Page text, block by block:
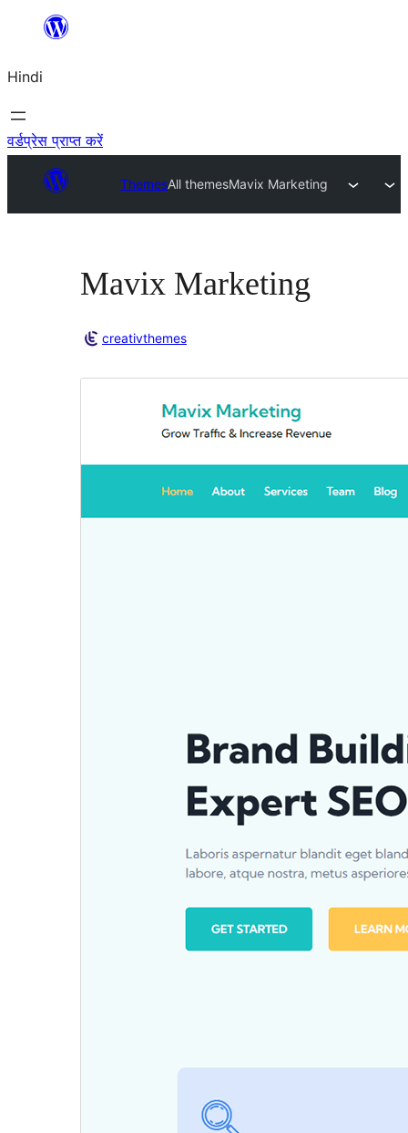
सामग्री
जाएं
Hindi
वर्डप्रेस प्राप्त करें
ThemesAll themesMavix Marketing
Mavix Marketing
creativthemes